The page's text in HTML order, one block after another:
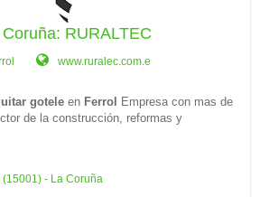
RURALTEC
www.ruralec.com.e
gotele en Ferrol
Empresa con mas de
de la construcción, reformas y
- La Coruña